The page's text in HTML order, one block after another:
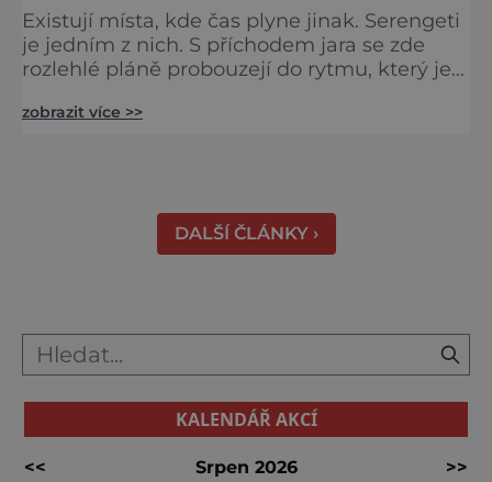
Existují místa, kde čas plyne jinak. Serengeti
je jedním z nich. S příchodem jara se zde
rozlehlé pláně probouzejí do rytmu, který je
tráva svěží a horizont nekonečný. A právě v
shromažďují statisíce zvířat. Více než 1,5
milionu pakoňů, dop
zobrazit více >>
DALŠÍ ČLÁNKY ›
KALENDÁŘ AKCÍ
<< Srpen 2026
>>